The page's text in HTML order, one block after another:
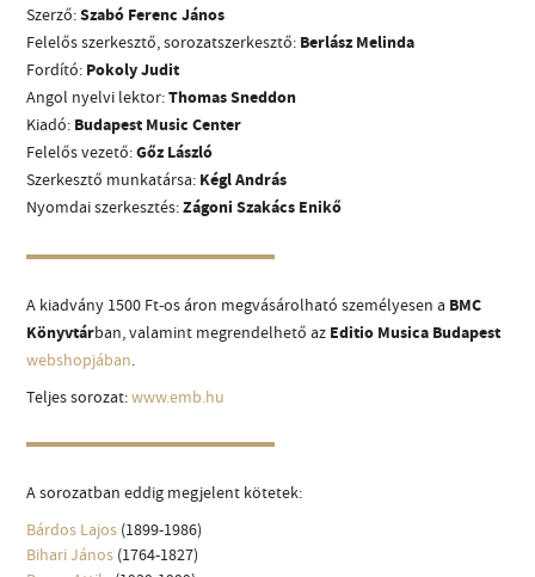
EMAIL
infokozpont@bmc.hu
TELEFON
NYITVA TARTÁS
MŰVÉSZADATBÁZIS
Szerző:Szabó Ferenc János
Felelős szerkesztő, sorozatszerkesztő: Berlász Melinda
Fordító: Pokoly Judit
Angol nyelvi lektor:Thomas Sneddon
Kiadó: Budapest Music Center
Felelős vezető:Gőz László
Szerkesztő munkatársa: Kégl András
Nyomdai szerkesztés:Zágoni Szakács Enikő
A kiadvány 1500 Ft-os áron megvásárolható személyesen a BMC
Könyvtárban, valamint megrendelhető az Editio Musica Budapest
webshopjában
Teljes sorozat:www.emb.hu
A sorozatban eddig megjelent kötetek:
Bárdos Lajos (1899-1986)
Bihari János (1764-1827)